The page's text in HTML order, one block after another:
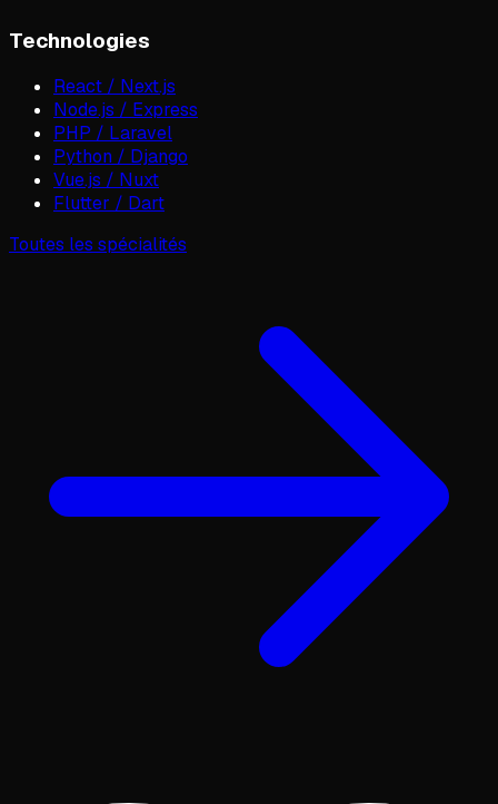
Technologies
React / Next.js
Node.js / Express
PHP / Laravel
Python / Django
Vue.js / Nuxt
Flutter / Dart
Toutes les spécialités